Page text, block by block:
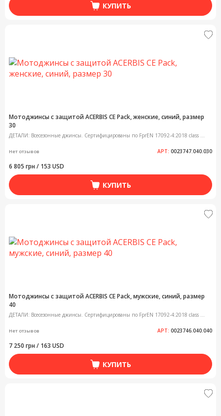
КУПИТЬ
Мотоджинсы с защитой ACERBIS CE Pack, женские, синий, размер
30
ДЕТАЛИ: Всесезонные джинсы. Сертифицированы по FprEN 17092-4:2018 class ...
Нет отзывов АРТ: 0023747.040.030
6 805 грн / 153 USD
КУПИТЬ
Мотоджинсы с защитой ACERBIS CE Pack, мужские, синий, размер
40
ДЕТАЛИ: Всесезонные джинсы. Сертифицированы по FprEN 17092-4:2018 class ...
Нет отзывов АРТ: 0023746.040.040
7 250 грн / 163 USD
КУПИТЬ